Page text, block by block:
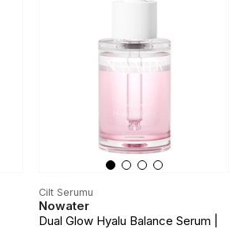
Cilt Serumu
Nowater
Dual Glow Hyalu Balance Serum |